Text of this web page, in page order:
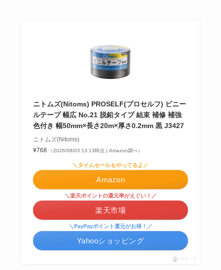
ニトムズ(Nitoms) PROSELF(プロセルフ) ビニー
ルテープ 幅広 No.21 脱鉛タイプ 結束 補修 補強
色付き 幅50mm×長さ20m×厚さ0.2mm 黒 J3427
ニトムズ(Nitoms)
¥768
（2026/08/03 13:13時点 | Amazon調べ）
＼タイムセールもやってるよ／
Amazon
＼楽天ポイントの還元率がえぐい！／
楽天市場
＼PayPayポイント還元がお得！／
Yahooショッピング
ポチップ